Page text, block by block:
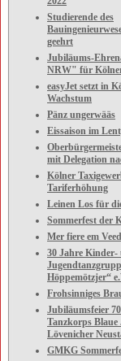
Studierende des
geehrt
Jubiläums-
NRW" für
easyJet setzt in
Wachstum
Pänz ungerwääs
Eissaison im
mit Delegation
Kölner
Tariferhöhung
Leinen Los für
Sommerfest der
Mer fiere em
30 Jahre Kinder-
Höppemötzjer“
Frohsinniges
Jubiläumsfeier
Tanzkorps
Lövenicher
GMKG